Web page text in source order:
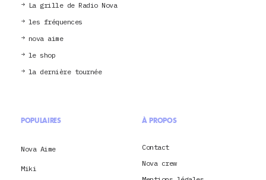
La grille de Radio Nova
les fréquences
nova aime
le shop
la dernière tournée
POPULAIRES
Nova Aime
Miki
À PROPOS
Contact
Nova crew